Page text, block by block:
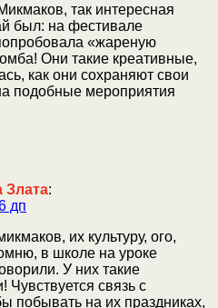
так интересная
был: на фестивале
«жареную
Они такие креативные,
как они сохраняют свои
подобные мероприятия
Злата:
дп
их культуру, ого,
в школе на уроке
У них такие
Чувствуется связь с
побывать на их праздниках,